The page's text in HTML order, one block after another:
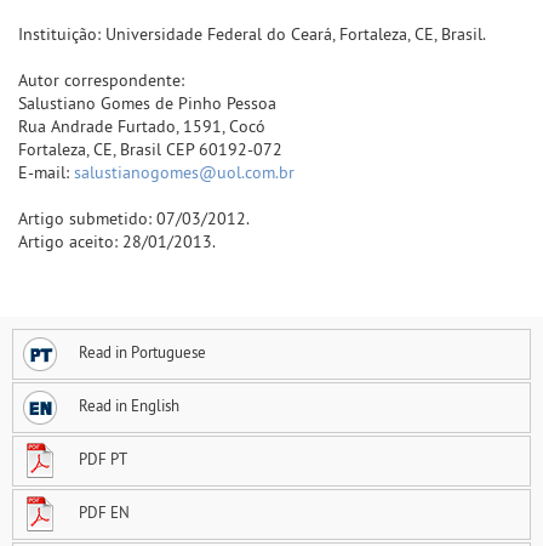
Instituição: Universidade Federal do Ceará, Fortaleza, CE, Brasil.
Autor correspondente:
Salustiano Gomes de Pinho Pessoa
Rua Andrade Furtado, 1591, Cocó
Fortaleza, CE, Brasil CEP 60192-072
E-mail: salustianogomes@uol.com.br
Artigo submetido: 07/03/2012.
Artigo aceito: 28/01/2013.
Read in Portuguese
Read in English
PDF PT
PDF EN